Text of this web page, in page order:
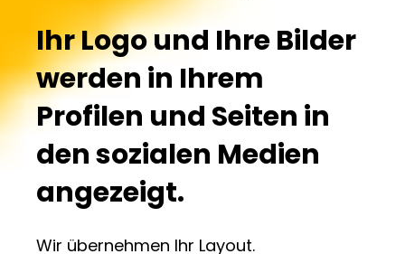
Ihr Logo und Ihre Bilder
werden in Ihrem
Profilen und Seiten in
den sozialen Medien
angezeigt.
Wir übernehmen Ihr Layout.